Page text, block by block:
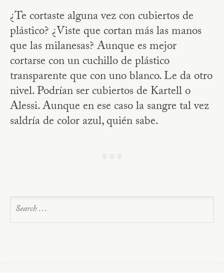
¿Te cortaste alguna vez con cubiertos de
plástico? ¿Viste que cortan más las manos
que las milanesas? Aunque es mejor
cortarse con un cuchillo de plástico
transparente que con uno blanco. Le da otro
nivel. Podrían ser cubiertos de Kartell o
Alessi. Aunque en ese caso la sangre tal vez
saldría de color azul, quién sabe.
j j j